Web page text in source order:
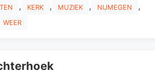
, KERK , MUZIEK , NIJMEGEN ,
WEER